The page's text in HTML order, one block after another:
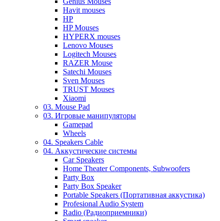
Havit mouses
HP
HP Mouses
HYPERX mouses
Lenovo Mouses
Logitech Mouses
RAZER Mouse
Satechi Mouses
Sven Mouses
TRUST Mouses
Xiaomi
03. Mouse Pad
03. Игровые манипуляторы
Gamepad
Wheels
04. Speakers Cable
04. Аккустические системы
Car Speakers
Home Theater Components, Subwoofers
Party Box
Party Box Speaker
Portable Speakers (Портативная аккустика)
Profesional Audio System
Radio (Радиоприемники)